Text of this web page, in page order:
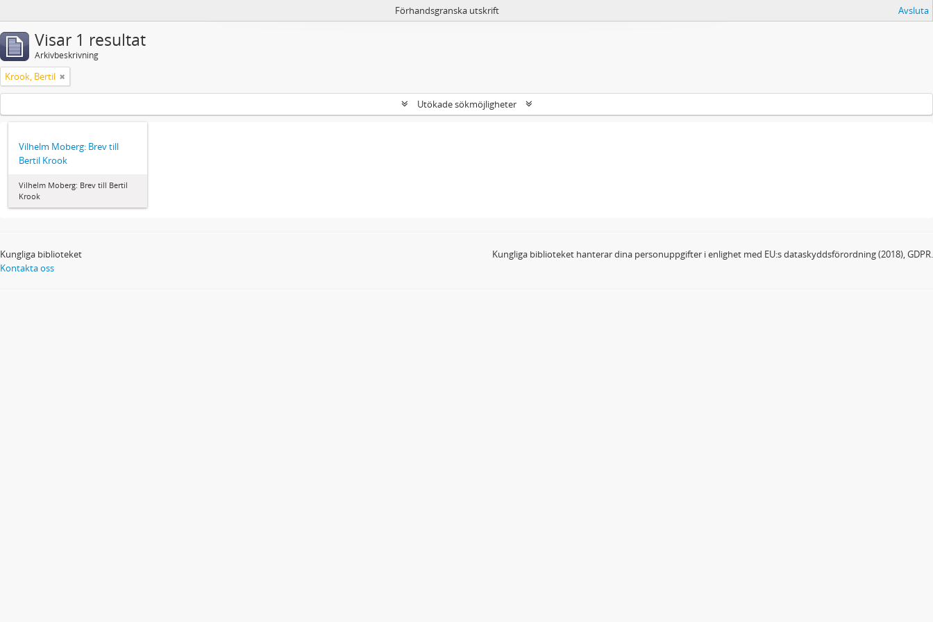
Förhandsgranska utskrift Avsluta
Visar 1 resultat
Arkivbeskrivning
Krook, Bertil
Utökade sökmöjligheter
Vilhelm Moberg: Brev till
Bertil Krook
Vilhelm Moberg: Brev till Bertil
Krook
Kungliga biblioteket
Kontakta oss
Kungliga biblioteket hanterar dina personuppgifter i enlighet med EU:s dataskyddsförordning (2018), GDPR.